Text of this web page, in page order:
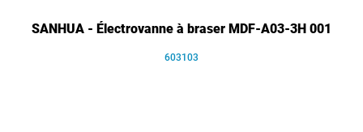
SANHUA - Électrovanne à braser MDF-A03-3H 001
603103